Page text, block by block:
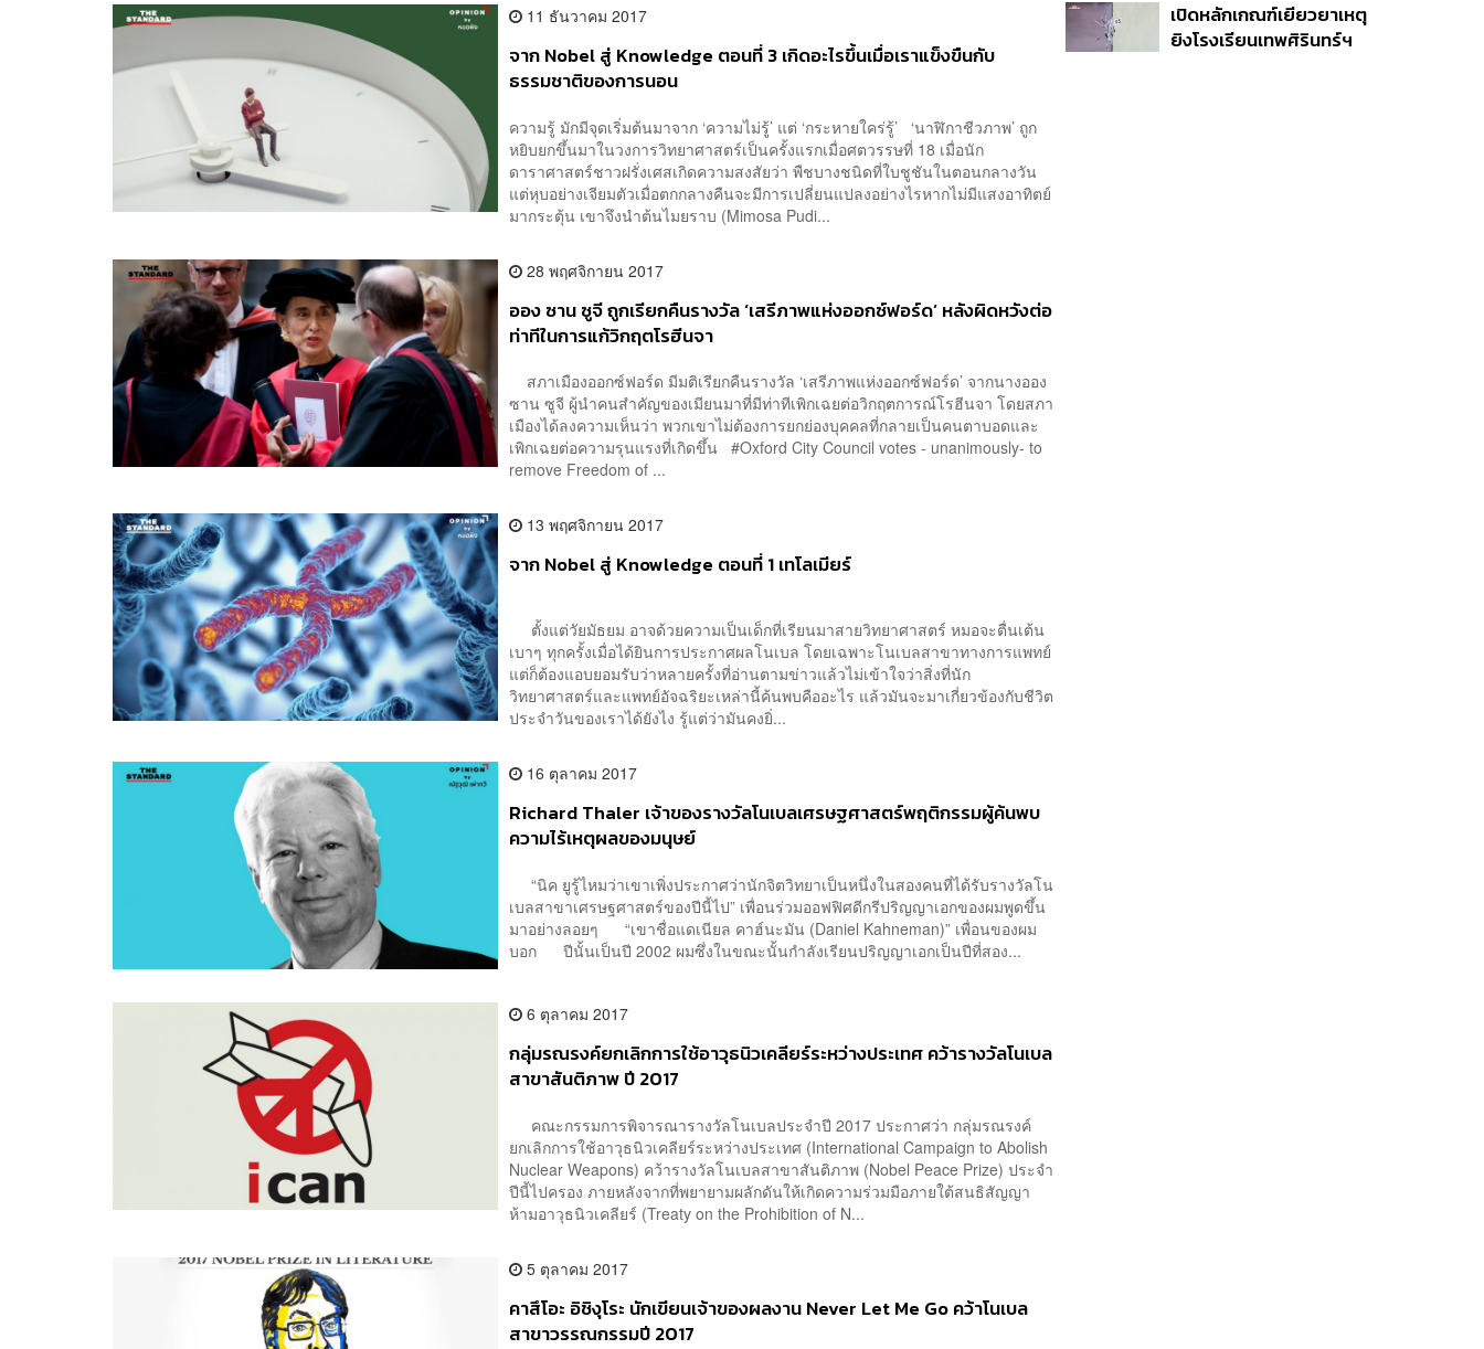
11 ธันวาคม 2017
จาก Nobel สู่ Knowledge ตอนที่ 3 เกิดอะไรขึ้นเมื่อเราแข็งขืนกับ
ธรรมชาติของการนอน
ความรู้ มักมีจุดเริ่มต้นมาจาก ‘ความไม่รู้’ แต่ ‘กระหายใคร่รู้’ ‘นาฬิกาชีวภาพ’ ถูก
หยิบยกขึ้นมาในวงการวิทยาศาสตร์เป็นครั้งแรกเมื่อศตวรรษที่ 18 เมื่อนัก
ดาราศาสตร์ชาวฝรั่งเศสเกิดความสงสัยว่า พืชบางชนิดที่ใบชูชันในตอนกลางวัน
แต่หุบอย่างเจียมตัวเมื่อตกกลางคืนจะมีการเปลี่ยนแปลงอย่างไรหากไม่มีแสงอาทิตย์
มากระตุ้น เขาจึงนำต้นไมยราบ (Mimosa Pudi...
28 พฤศจิกายน 2017
ออง ซาน ซูจี ถูกเรียกคืนรางวัล ‘เสรีภาพแห่งออกซ์ฟอร์ด’ หลังผิดหวังต่อ
ท่าทีในการแก้วิกฤตโรฮีนจา
สภาเมืองออกซ์ฟอร์ด มีมติเรียกคืนรางวัล ‘เสรีภาพแห่งออกซ์ฟอร์ด’ จากนางออง
ซาน ซูจี ผู้นำคนสำคัญของเมียนมาที่มีท่าทีเพิกเฉยต่อวิกฤตการณ์โรฮีนจา โดยสภา
เมืองได้ลงความเห็นว่า พวกเขาไม่ต้องการยกย่องบุคคลที่กลายเป็นคนตาบอดและ
เพิกเฉยต่อความรุนแรงที่เกิดขึ้น #Oxford City Council votes - unanimously- to
remove Freedom of ...
13 พฤศจิกายน 2017
จาก Nobel สู่ Knowledge ตอนที่ 1 เทโลเมียร์
ตั้งแต่วัยมัธยม อาจด้วยความเป็นเด็กที่เรียนมาสายวิทยาศาสตร์ หมอจะตื่นเต้น
เบาๆ ทุกครั้งเมื่อได้ยินการประกาศผลโนเบล โดยเฉพาะโนเบลสาขาทางการแพทย์
แต่ก็ต้องแอบยอมรับว่าหลายครั้งที่อ่านตามข่าวแล้วไม่เข้าใจว่าสิ่งที่นัก
วิทยาศาสตร์และแพทย์อัจฉริยะเหล่านี้ค้นพบคืออะไร แล้วมันจะมาเกี่ยวข้องกับชีวิต
ประจำวันของเราได้ยังไง รู้แต่ว่ามันคงยิ่...
16 ตุลาคม 2017
Richard Thaler เจ้าของรางวัลโนเบลเศรษฐศาสตร์พฤติกรรมผู้ค้นพบ
ความไร้เหตุผลของมนุษย์
“นิค ยูรู้ไหมว่าเขาเพิ่งประกาศว่านักจิตวิทยาเป็นหนึ่งในสองคนที่ได้รับรางวัลโน
เบลสาขาเศรษฐศาสตร์ของปีนี้ไป” เพื่อนร่วมออฟฟิศดีกรีปริญญาเอกของผมพูดขึ้น
มาอย่างลอยๆ “เขาชื่อแดเนียล คาฮ์นะมัน (Daniel Kahneman)” เพื่อนของผม
บอก ปีนั้นเป็นปี 2002 ผมซึ่งในขณะนั้นกำลังเรียนปริญญาเอกเป็นปีที่สอง...
6 ตุลาคม 2017
กลุ่มรณรงค์ยกเลิกการใช้อาวุธนิวเคลียร์ระหว่างประเทศ คว้ารางวัลโนเบล
สาขาสันติภาพ ปี 2017
คณะกรรมการพิจารณารางวัลโนเบลประจำปี 2017 ประกาศว่า กลุ่มรณรงค์
ยกเลิกการใช้อาวุธนิวเคลียร์ระหว่างประเทศ (International Campaign to Abolish
Nuclear Weapons) คว้ารางวัลโนเบลสาขาสันติภาพ (Nobel Peace Prize) ประจำ
ปีนี้ไปครอง ภายหลังจากที่พยายามผลักดันให้เกิดความร่วมมือภายใต้สนธิสัญญา
ห้ามอาวุธนิวเคลียร์ (Treaty on the Prohibition of N...
5 ตุลาคม 2017
คาสึโอะ อิชิงุโระ นักเขียนเจ้าของผลงาน Never Let Me Go คว้าโนเบล
สาขาวรรณกรรมปี 2017
Football
เปิดหลักเกณฑ์เยียวยาเหตุ
ยิงโรงเรียนเทพศิรินทร์ฯ